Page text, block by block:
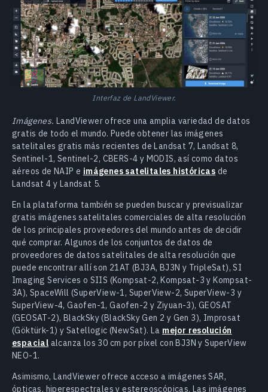
Interfaz de LandViewer.
Imágenes. LandViewer ofrece una amplia variedad de datos
gratis de todo el mundo. Puede obtener las imágenes
satelitales gratis más recientes de Landsat 7, Landsat 8,
Sentinel-1, Sentinel-2, CBERS-4 y MODIS, así como datos
aéreos de NAIP e imágenes satelitales históricas de
Landsat 4 y Landsat 5.
En la plataforma también se pueden buscar y previsualizar
gratis imágenes satelitales comerciales de alta resolución
de los principales proveedores del mundo antes de decidir
qué comprar. Algunos de los conjuntos de datos de
proveedores de datos satelitales de alta resolución que
puede encontrar allí son 21AT (BJ3A, BJ3N y TripleSat), SI
Imaging Services o SIIS (Kompsat-2, Kompsat-3 y Kompsat-
3A), SpaceWill (SuperView-1, SuperView-2, SuperView-3 y
SuperView-4, Gaofen-1, Gaofen-2 y Ziyuan-3), GEOSAT
(GEOSAT-2), BlackSky (BlackSky Gen 2 y Gen 3), Improsat
(Göktürk-1) y Satellogic (NewSat). La mejor resolución
espacial alcanza los 30 cm por píxel con BJ3N y SuperView
NEO-1.
Asimismo, LandViewer ofrece acceso a imágenes SAR,
ópticas, hiperespectrales y estereoscópicas. Las imágenes